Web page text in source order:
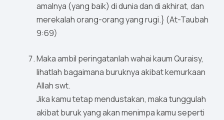
amalnya (yang baik) di dunia dan di akhirat, dan
merekalah orang-orang yang rugi.} (At-Taubah
9:69)
Maka ambil peringatanlah wahai kaum Quraisy,
lihatlah bagaimana buruknya akibat kemurkaan
Allah swt.
Jika kamu tetap mendustakan, maka tunggulah
akibat buruk yang akan menimpa kamu seperti